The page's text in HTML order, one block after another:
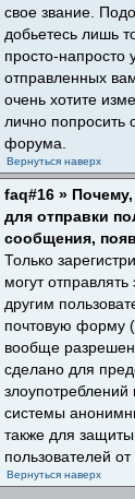
свое звание.
добьетесь лишь
просто-напросто
отправленных
очень хотите
лично попросить
форума.
Вернуться наверх
faq#16 »
для отправки
сообщения,
Только
могут
другим
почтовую форму
вообще
сделано для
злоупотреблений
системы
также для
пользователей от
Вернуться наверх